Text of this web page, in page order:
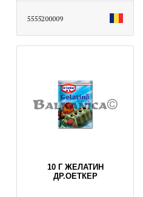
5555200009
10 Г ЖЕЛАТИН
ДР.ОЕТКЕР